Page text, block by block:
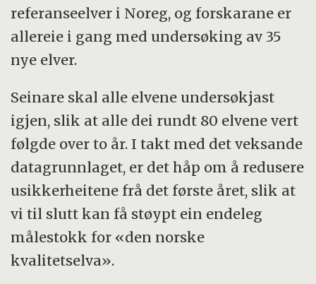
referanseelver i Noreg, og forskarane er
allereie i gang med undersøking av 35
nye elver.
Seinare skal alle elvene undersøkjast
igjen, slik at alle dei rundt 80 elvene vert
følgde over to år. I takt med det veksande
datagrunnlaget, er det håp om å redusere
usikkerheitene frå det første året, slik at
vi til slutt kan få støypt ein endeleg
målestokk for «den norske
kvalitetselva».